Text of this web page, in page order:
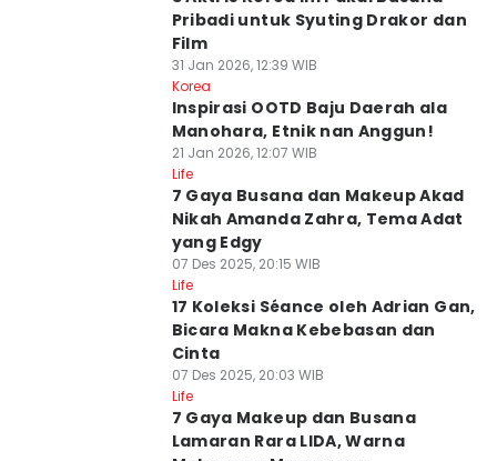
Pribadi untuk Syuting Drakor dan
Film
31 Jan 2026, 12:39 WIB
Korea
Inspirasi OOTD Baju Daerah ala
Manohara, Etnik nan Anggun!
21 Jan 2026, 12:07 WIB
Life
7 Gaya Busana dan Makeup Akad
Nikah Amanda Zahra, Tema Adat
yang Edgy
07 Des 2025, 20:15 WIB
Life
17 Koleksi Séance oleh Adrian Gan,
Bicara Makna Kebebasan dan
Cinta
07 Des 2025, 20:03 WIB
Life
7 Gaya Makeup dan Busana
Lamaran Rara LIDA, Warna